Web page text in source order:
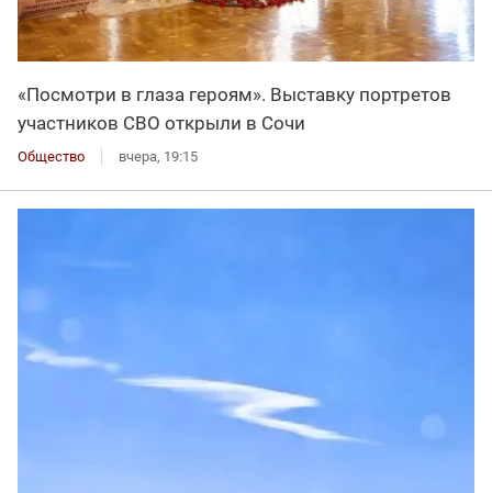
«Посмотри в глаза героям». Выставку портретов
участников СВО открыли в Сочи
Общество вчера, 19:15